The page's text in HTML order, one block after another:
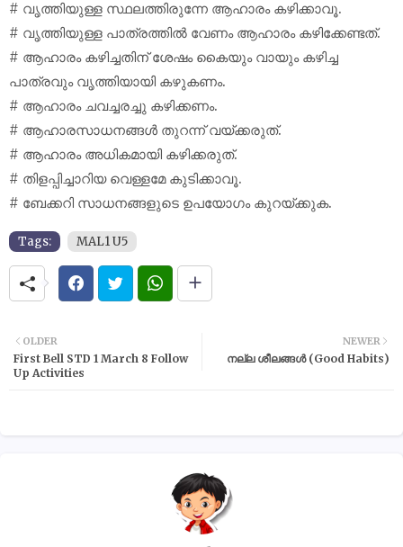
# വൃത്തിയുള്ള സ്ഥലത്തിരുന്നേ ആഹാരം കഴിക്കാവൂ.
# വൃത്തിയുള്ള പാത്രത്തിൽ വേണം ആഹാരം കഴിക്കേണ്ടത്.
# ആഹാരം കഴിച്ചതിന് ശേഷം കൈയും വായും കഴിച്ച
പാത്രവും വൃത്തിയായി കഴുകണം.
# ആഹാരം ചവച്ചരച്ചു കഴിക്കണം.
# ആഹാരസാധനങ്ങൾ തുറന്ന് വയ്‌ക്കരുത്.
# ആഹാരം അധികമായി കഴിക്കരുത്.
# തിളപ്പിച്ചാറിയ വെള്ളമേ കുടിക്കാവൂ.
# ബേക്കറി സാധനങ്ങളുടെ ഉപയോഗം കുറയ്‌ക്കുക.
Tags: MAL1 U5
NEWER
നല്ല ശീലങ്ങൾ (Good Habits)
OLDER
First Bell STD 1 March 8 Follow
Up Activities